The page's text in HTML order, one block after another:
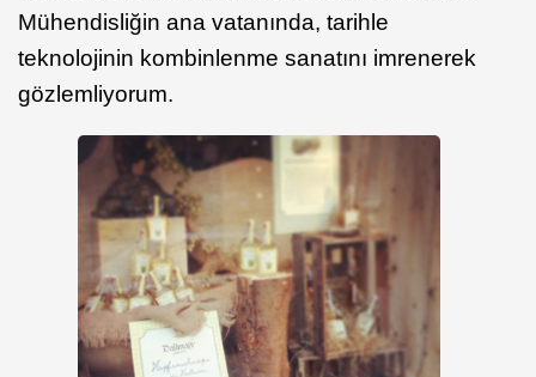
Mühendisliğin ana vatanında, tarihle
teknolojinin kombinlenme sanatını imrenerek
gözlemliyorum.